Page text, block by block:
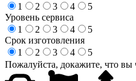
1
2 3 4
5
Уровень сервиса
1
2 3 4
5
Срок изготовления
1
2 3 4
5
Пожалуйста, докажите, что вы